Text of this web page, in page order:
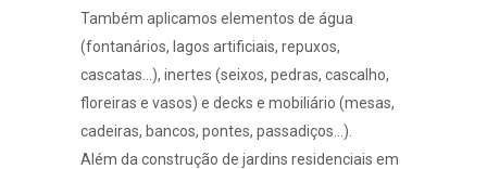
Também aplicamos elementos de água
(fontanários, lagos artificiais, repuxos,
cascatas…), inertes (seixos, pedras, cascalho,
floreiras e vasos) e decks e mobiliário (mesas,
cadeiras, bancos, pontes, passadiços…).
Além da construção de jardins residenciais em